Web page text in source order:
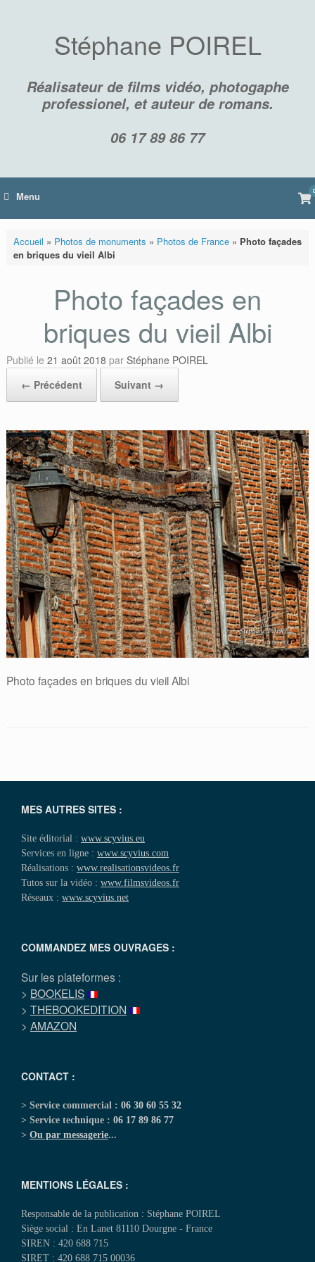
Stéphane POIREL
Réalisateur de films vidéo, photogaphe
professionel, et auteur de romans.
06 17 89 86 77
Menu 0
Accueil » Photos de monuments » Photos de France» Photo façades
en briques du vieil Albi
Photo façades en
briques du vieil Albi
Publié le 21 août 2018 par Stéphane POIREL
← Précédent
Suivant →
Photo façades en briques du vieil Albi
MES AUTRES SITES :
Site éditorial : www.scyvius.eu
Services en ligne : www.scyvius.com
Réalisations : www.realisationsvideos.fr
Tutos sur la vidéo : www.filmsvideos.fr
Réseaux : www.scyvius.net
COMMANDEZ MES OUVRAGES :
Sur les plateformes :
> BOOKELIS
> THEBOOKEDITION
> AMAZON
CONTACT :
> Service commercial : 06 30 60 55 32
> Service technique : 06 17 89 86 77
> Ou par messagerie...
MENTIONS LÉGALES :
Responsable de la publication : Stéphane POIREL
Siège social : En Lanet 81110 Dourgne - France
SIREN : 420 688 715
SIRET : 420 688 715 00036